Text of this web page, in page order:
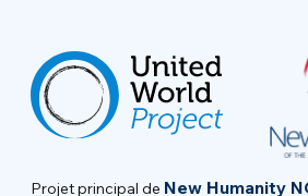
Projet principal de New Humanity